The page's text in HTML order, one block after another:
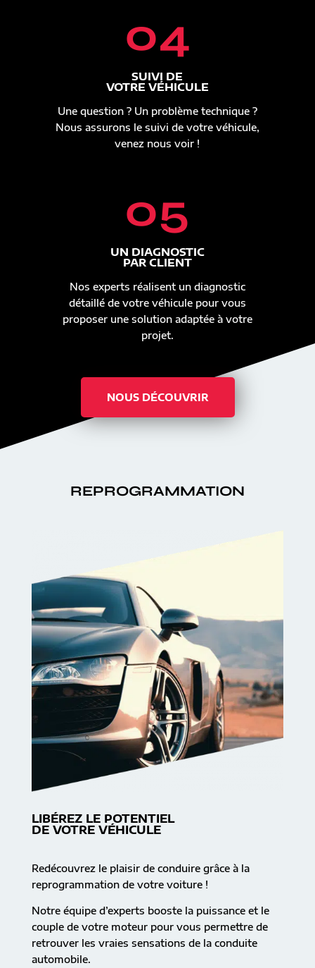
04
SUIVI DE
VOTRE VÉHICULE
Une question ? Un problème technique ?
Nous assurons le suivi de votre véhicule,
venez nous voir !
05
UN DIAGNOSTIC
PAR CLIENT
Nos experts réalisent un diagnostic
détaillé de votre véhicule pour vous
proposer une solution adaptée à votre
projet.
NOUS DÉCOUVRIR
REPROGRAMMATION
LIBÉREZ LE POTENTIEL
DE VOTRE VÉHICULE
Redécouvrez le plaisir de conduire grâce à la
reprogrammation de votre voiture !
Notre équipe d’experts booste la puissance et le
couple de votre moteur pour vous permettre de
retrouver les vraies sensations de la conduite
automobile.